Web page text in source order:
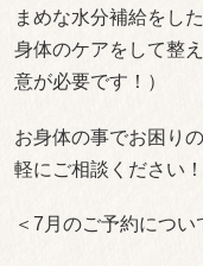
まめな水分補給をし
身体のケアをして整
意が必要です！）
お身体の事でお困り
軽にご相談ください！
＜7月のご予約につ